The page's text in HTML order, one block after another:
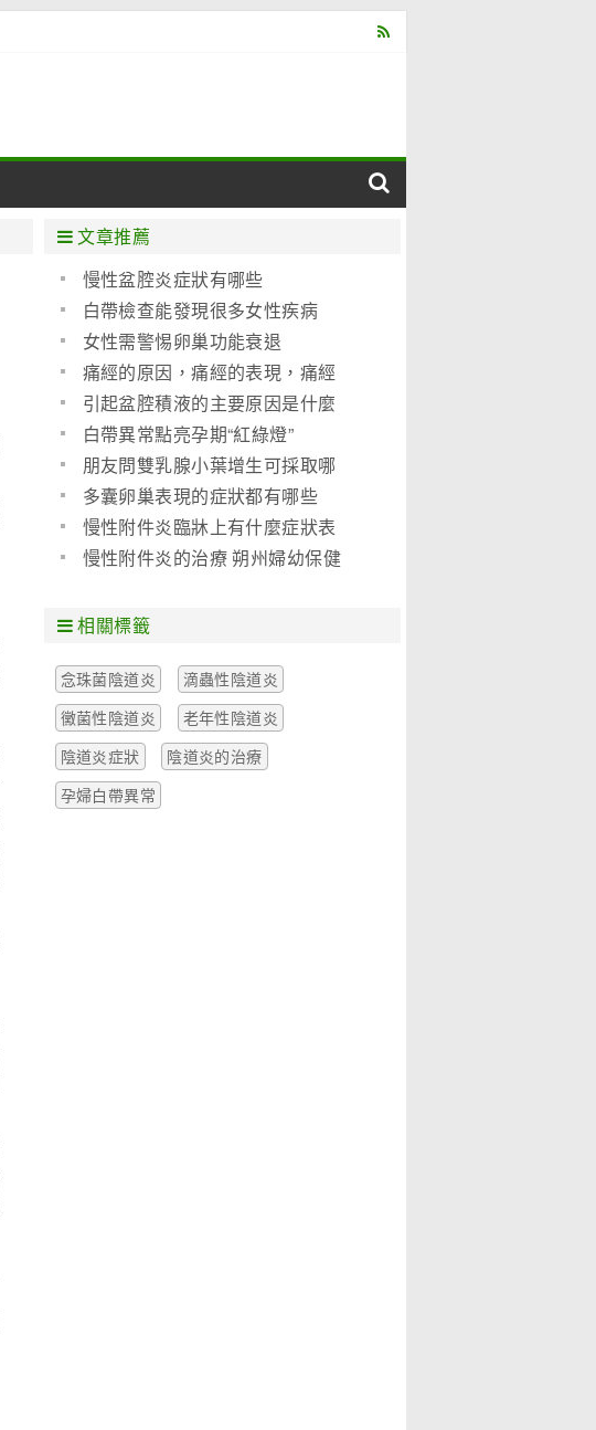
肝病
泌尿科
心血管
口腔科
文章推薦
慢性盆腔炎症狀有哪些
白帶檢查能發現很多女性疾病
女性需警惕卵巢功能衰退
痛經的原因，痛經的表現，痛經
的鑑別
引起盆腔積液的主要原因是什麼
白帶異常點亮孕期“紅綠燈”
朋友問雙乳腺小葉增生可採取哪
些防治措施
多囊卵巢表現的症狀都有哪些
慢性附件炎臨牀上有什麼症狀表
現
慢性附件炎的治療 朔州婦幼保健
相關標籤
念珠菌陰道炎
滴蟲性陰道炎
黴菌性陰道炎
老年性陰道炎
陰道炎症狀
陰道炎的治療
孕婦白帶異常